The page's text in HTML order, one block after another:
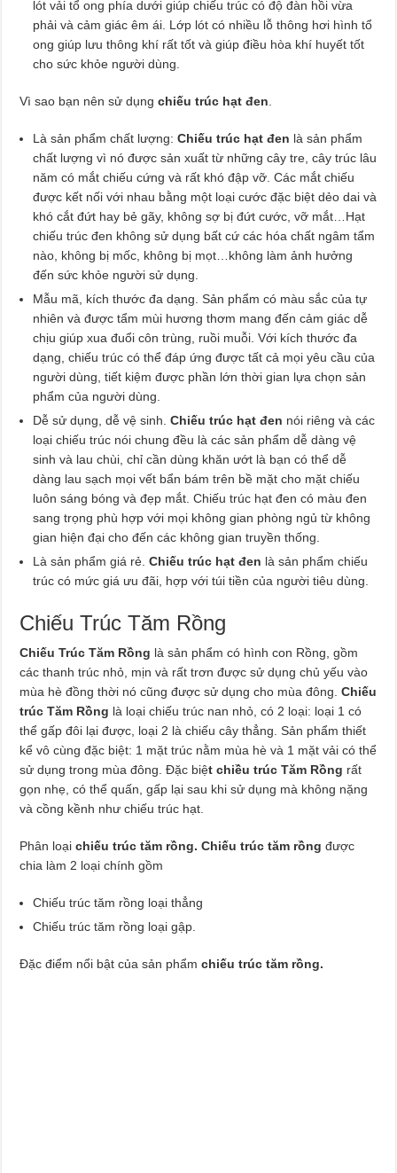
lót vải tổ ong phía dưới giúp chiếu trúc có độ đàn hồi vừa
phải và cảm giác êm ái. Lớp lót có nhiều lỗ thông hơi hình tổ
ong giúp lưu thông khí rất tốt và giúp điều hòa khí huyết tốt
cho sức khỏe người dùng.
Vì sao bạn nên sử dụngchiếu trúc hạt đen
Là sản phẩm chất lượng:Chiếu trúc hạt đen là sản phẩm
chất lượng vì nó được sản xuất từ những cây tre, cây trúc lâu
năm có mắt chiếu cứng và rất khó đập vỡ. Các mắt chiếu
được kết nối với nhau bằng một loại cước đặc biệt dẻo dai và
khó cắt đứt hay bẻ gãy, không sợ bị đứt cước, vỡ mắt…Hạt
chiếu trúc đen không sử dụng bất cứ các hóa chất ngâm tẩm
nào, không bị mốc, không bị mọt…không làm ảnh hưởng
đến sức khỏe người sử dụng.
Mẫu mã, kích thước đa dạng. Sản phẩm có màu sắc của tự
nhiên và được tẩm mùi hương thơm mang đến cảm giác dễ
chịu giúp xua đuổi côn trùng, ruồi muỗi. Với kích thước đa
dạng, chiếu trúc có thể đáp ứng được tất cả mọi yêu cầu của
người dùng, tiết kiệm được phần lớn thời gian lựa chọn sản
phẩm của người dùng.
Dễ sử dụng, dễ vệ sinh.Chiếu trúc hạt đen nói riêng và các
loại chiếu trúc nói chung đều là các sản phẩm dễ dàng vệ
sinh và lau chùi, chỉ cần dùng khăn ướt là bạn có thể dễ
dàng lau sạch mọi vết bẩn bám trên bề mặt cho mặt chiếu
luôn sáng bóng và đẹp mắt. Chiếu trúc hạt đen có màu đen
sang trọng phù hợp với mọi không gian phòng ngủ từ không
gian hiện đại cho đến các không gian truyền thống.
Là sản phẩm giá rẻ.Chiếu trúc hạt đen là sản phẩm chiếu
trúc có mức giá ưu đãi, hợp với túi tiền của người tiêu dùng.
Chiếu Trúc Tăm Rồng
Chiếu Trúc Tăm Rồng là sản phẩm có hình con Rồng, gồm
các thanh trúc nhỏ, mịn và rất trơn được sử dụng chủ yếu vào
mùa hè đồng thời nó cũng được sử dụng cho mùa đông.Chiếu
trúc Tăm Rồng là loại chiếu trúc nan nhỏ, có 2 loại: loại 1 có
thể gấp đôi lại được, loại 2 là chiếu cây thẳng. Sản phẩm thiết
kể vô cùng đặc biệt: 1 mặt trúc nằm mùa hè và 1 mặt vải có thể
sử dụng trong mùa đông. Đặc biệt chiều trúc Tăm Rồng rất
gọn nhẹ, có thể quấn, gấp lại sau khi sử dụng mà không nặng
và cồng kềnh như chiếu trúc hạt.
Phân loại chiếu trúc tăm rồng. Chiếu trúc tăm rồng được
chia làm 2 loại chính gồm
Chiếu trúc tăm rồng loại thẳng
Chiếu trúc tăm rồng loại gập.
Đặc điểm nổi bật của sản phẩmchiếu trúc tăm rồng.